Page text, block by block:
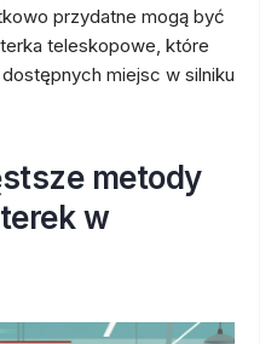
przydatne mogą być
teleskopowe, które
miejsc w silniku
metody
w